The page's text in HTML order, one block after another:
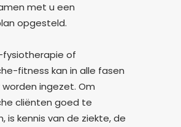
met u een
opgesteld.
of
fitness kan in alle fasen
worden ingezet. Om
cliënten goed te
is kennis van de ziekte, de